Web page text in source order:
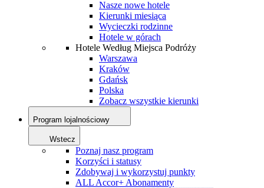
Nasze nowe hotele
Kierunki miesiąca
Wycieczki rodzinne
Hotele w górach
Hotele Według Miejsca Podróży
Warszawa
Kraków
Gdańsk
Polska
Zobacz wszystkie kierunki
Program lojalnościowy
Wstecz
Poznaj nasz program
Korzyści i statusy
Zdobywaj i wykorzystuj punkty
ALL Accor+ Abonamenty